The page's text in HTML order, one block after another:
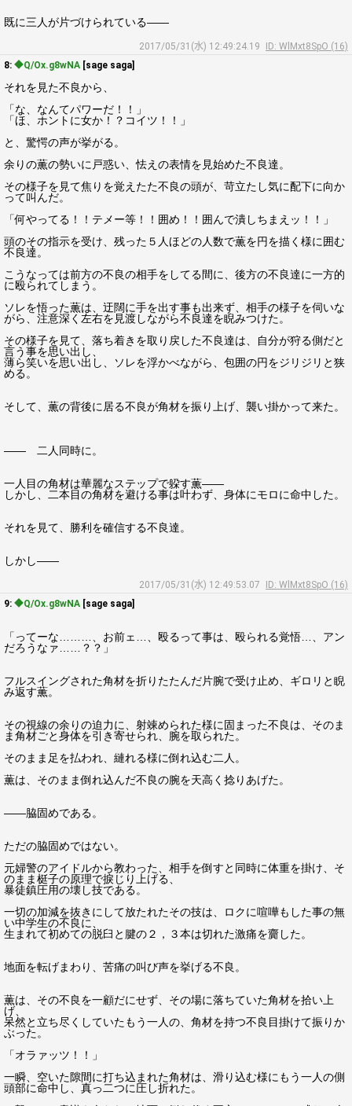
既に三人が片づけられている――
2017/05/31(水) 12:49:24.19
ID: WlMxt8SpO (16)
8: ◆Q/Ox.g8wNA [sage saga]
それを見た不良から、
「な、なんてパワーだ！！」
「ほ、ホントに女か！？コイツ！！」
と、驚愕の声が挙がる。
余りの薫の勢いに戸惑い、怯えの表情を見始めた不良達。
その様子を見て焦りを覚えたた不良の頭が、苛立たし気に配下に向か
って叫んだ。
「何やってる！！テメー等！！囲め！！囲んで潰しちまえッ！！」
頭のその指示を受け、残った５人ほどの人数で薫を円を描く様に囲む
不良達。
こうなっては前方の不良の相手をしてる間に、後方の不良達に一方的
に殴られてしまう。
ソレを悟った薫は、迂闊に手を出す事も出来ず、相手の様子を伺いな
がら、注意深く左右を見渡しながら不良達を睨みつけた。
その様子を見て、落ち着きを取り戻した不良達は、自分が狩る側だと
言う事を思い出し、
薄ら笑いを思い出し、ソレを浮かべながら、包囲の円をジリジリと狭
める。
そして、薫の背後に居る不良が角材を振り上げ、襲い掛かって来た。
―― 二人同時に。
一人目の角材は華麗なステップで躱す薫――
しかし、二本目の角材を避ける事は叶わず、身体にモロに命中した。
それを見て、勝利を確信する不良達。
しかし――
2017/05/31(水) 12:49:53.07
ID: WlMxt8SpO (16)
9: ◆Q/Ox.g8wNA [sage saga]
「ってーな………、お前ェ…、殴るって事は、殴られる覚悟…、アン
だろうなァ……？？」
フルスイングされた角材を折りたたんだ片腕で受け止め、ギロリと睨
み返す薫。
その視線の余りの迫力に、射竦められた様に固まった不良は、そのま
ま角材ごと身体を引き寄せられ、腕を取られた。
そのまま足を払われ、縺れる様に倒れ込む二人。
薫は、そのまま倒れ込んだ不良の腕を天高く捻りあげた。
――脇固めである。
ただの脇固めではない。
元婦警のアイドルから教わった、相手を倒すと同時に体重を掛け、そ
のまま梃子の原理で捩じり上げる、
暴徒鎮圧用の壊し技である。
一切の加減を抜きにして放たれたその技は、ロクに喧嘩もした事の無
い中学生の不良に、
生まれて初めての脱臼と腱の２，３本は切れた激痛を齎した。
地面を転げまわり、苦痛の叫び声を挙げる不良。
薫は、その不良を一顧だにせず、その場に落ちていた角材を拾い上
げ、
呆然と立ち尽くしていたもう一人の、角材を持つ不良目掛けて振りか
ぶった。
「オラァッツ！！」
一瞬、空いた隙間に打ち込まれた角材は、滑り込む様にもう一人の側
頭部に命中し、真っ二つに圧し折れた。